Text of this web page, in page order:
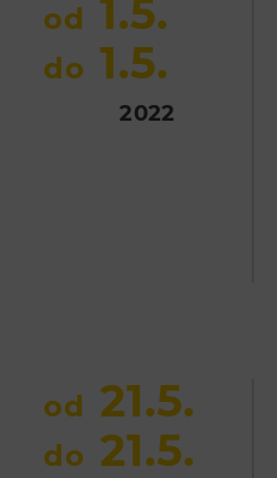
od 1.5.
do 1.5.
2022
od 21.5.
do 21.5.